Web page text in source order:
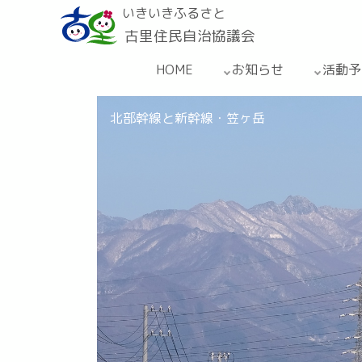
いきいきふるさと
古里住民自治協議会
HOME お知らせ 活動
北部幹線と新幹線・笠ヶ岳